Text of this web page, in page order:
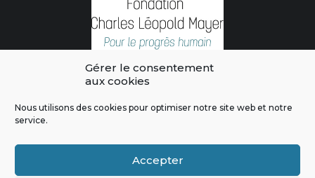
Gérer le consentement
aux cookies
Nous utilisons des cookies pour optimiser notre site web et notre
service.
Accepter
L'intégralité des contenus de ce site sont publiés sous licence
|Politique de confidentialité